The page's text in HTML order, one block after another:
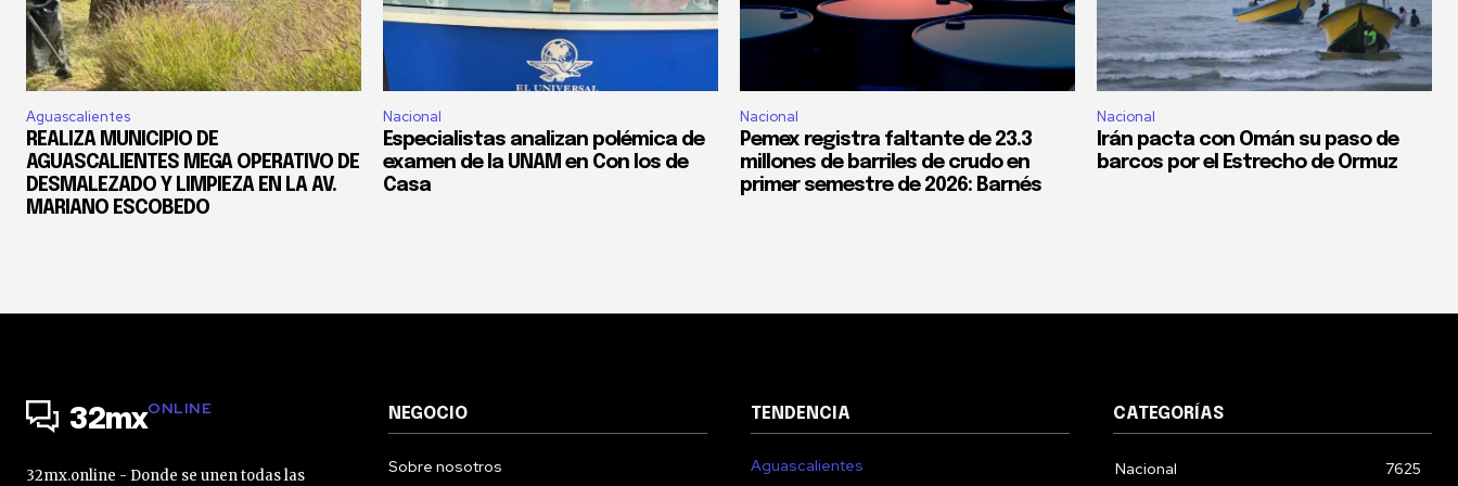
Aguascalientes
REALIZA MUNICIPIO DE
AGUASCALIENTES MEGA OPERATIVO DE
DESMALEZADO Y LIMPIEZA EN LA AV.
MARIANO ESCOBEDO
Nacional
Especialistas analizan polémica de
examen de la UNAM en Con los de
Casa
Nacional
Pemex registra faltante de 23.3
millones de barriles de crudo en
primer semestre de 2026: Barnés
Nacional
Irán pacta con Omán su paso de
barcos por el Estrecho de Ormuz
32mxONLINE
32mx.online - Donde se unen todas las
NEGOCIO
Sobre nosotros
TENDENCIA
Aguascalientes
CATEGORÍAS
Nacional 7625